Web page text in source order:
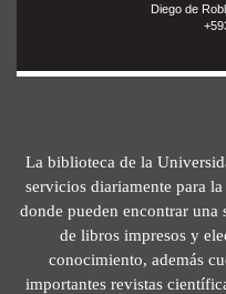
Diego de
La biblioteca de la
servicios diariamente para
donde pueden encontrar
de libros impresos y
conocimiento, además
importantes revistas